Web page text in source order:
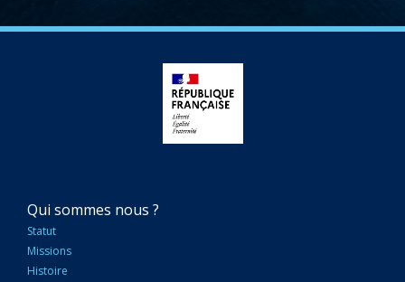
NAVIGATION
PRINCIPALE
Qui sommes nous ?
Statut
Missions
Histoire